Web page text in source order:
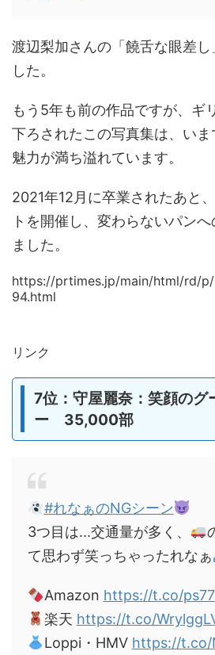
渡辺梨加さんの「饒舌な眼差し
した。
もう5年も前の作品ですが、ギ
下ろされたこの写真集は、い
魅力が満ち溢れています。
2021年12月に卒業されたあと
トを開催し、変わらないパン
ました。
https://prtimes.jp/main/html/rd/
94.html
リンク
7位：守屋麗奈：笑顔のグ
ー 35,000部
#れなぁのNGシーン
3つ目は...交通量が多く、
て思わず笑っちゃったれなぁ
Amazon https://t.co/
楽天 https://t.co/
Loppi・HMV https://t.co/